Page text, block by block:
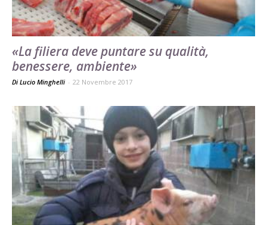
«La filiera deve puntare su qualità,
benessere, ambiente»
Di Lucio Minghelli - 22 Novembre 2017